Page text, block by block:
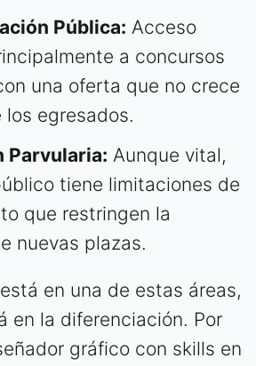
Pública: Acceso
a concursos
una oferta que no crece
los egresados.
Parvularia: Aunque vital,
tiene limitaciones de
que restringen la
nuevas plazas.
en una de estas áreas,
en la diferenciación. Por
gráfico con skills en